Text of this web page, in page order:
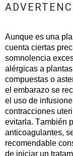
Aunque es una
cuenta ciertas
somnolencia
alérgicas a
compuestas o
el embarazo se
el uso de
contracciones
evitarla. También
anticoagulantes,
recomendable
de iniciar un